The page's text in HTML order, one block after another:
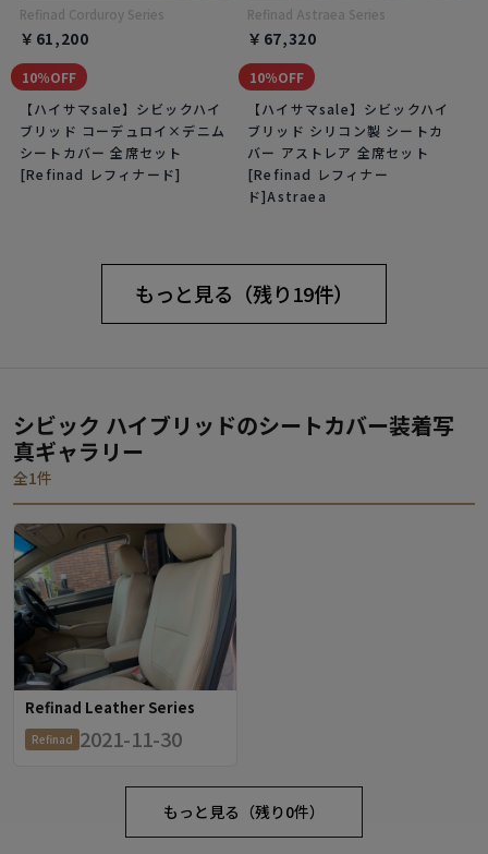
Refinad Corduroy Series
￥61,200
10％OFF
【ハイサマsale】シビックハイ
ブリッド コーデュロイ×デニム
シートカバー 全席セット
[Refinad レフィナード]
Refinad Astraea Series
￥67,320
10％OFF
【ハイサマsale】シビックハイ
ブリッド シリコン製 シートカ
バー アストレア 全席セット
[Refinad レフィナー
ド]Astraea
もっと見る（残り19件）
シビック ハイブリッドのシートカバー装着写
真ギャラリー
全1件
Refinad Leather Series
Refinad 2021-11-30
もっと見る（残り0件）